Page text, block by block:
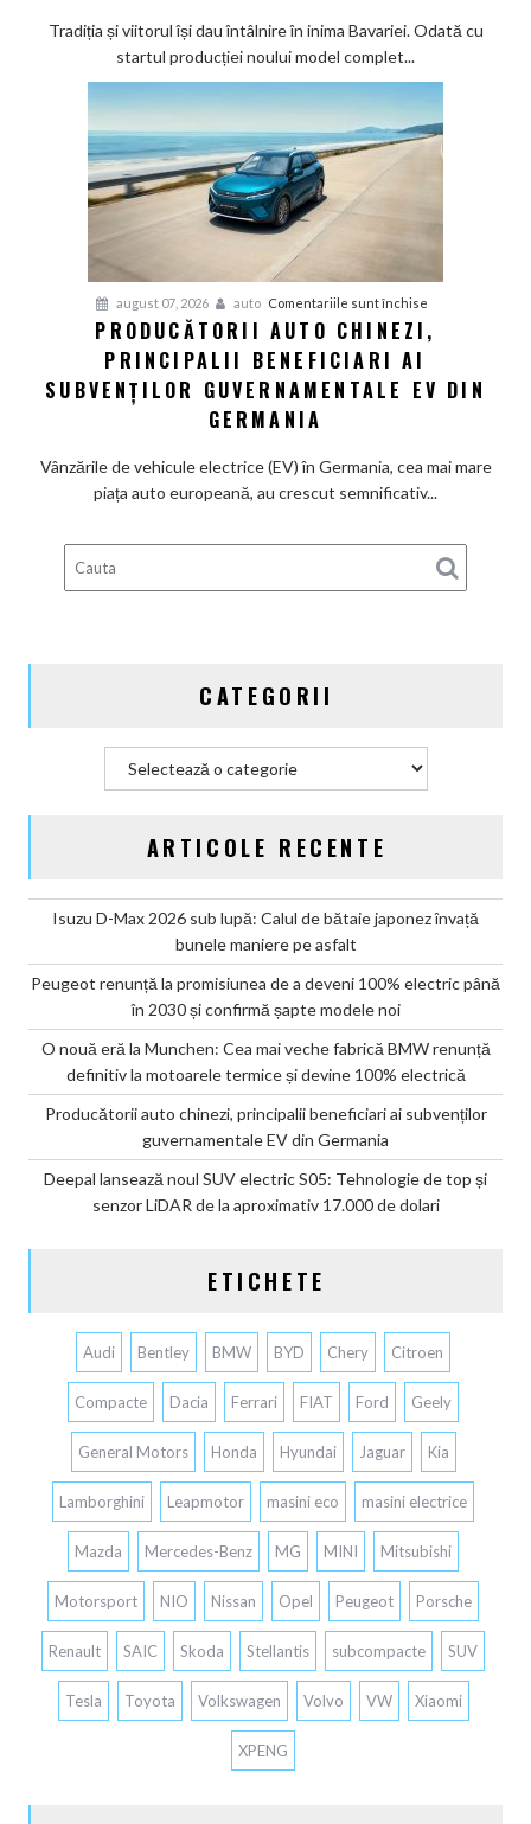
Cea
BMW
renunță
și
100%
Tradiția și viitorul își dau întâlnire în inima Bavariei. Odată cu
startul producției noului model complet...
august 07, 2026 auto Comentariile sunt închise
chinezi,
din
Germania
PRODUCĂTORII AUTO CHINEZI,
PRINCIPALII BENEFICIARI AI
SUBVENȚILOR GUVERNAMENTALE EV DIN
GERMANIA
Vânzările de vehicule electrice (EV) în Germania, cea mai mare
piața auto europeană, au crescut semnificativ...
CATEGORII
ARTICOLE RECENTE
Isuzu D-Max 2026 sub lupă: Calul de bătaie japonez învață
bunele maniere pe asfalt
Peugeot renunță la promisiunea de a deveni 100% electric până
în 2030 și confirmă șapte modele noi
O nouă eră la Munchen: Cea mai veche fabrică BMW renunță
definitiv la motoarele termice și devine 100% electrică
Producătorii auto chinezi, principalii beneficiari ai subvenților
guvernamentale EV din Germania
Deepal lansează noul SUV electric S05: Tehnologie de top și
senzor LiDAR de la aproximativ 17.000 de dolari
ETICHETE
Audi Bentley BMW BYD Chery Citroen
Compacte Dacia Ferrari FIAT Ford Geely
General Motors Honda Hyundai Jaguar Kia
Lamborghini Leapmotor masini eco masini electrice
Mazda Mercedes-Benz MG MINI Mitsubishi
Motorsport NIO Nissan Opel Peugeot Porsche
Renault SAIC Skoda Stellantis subcompacte SUV
Tesla Toyota Volkswagen Volvo VW Xiaomi
XPENG